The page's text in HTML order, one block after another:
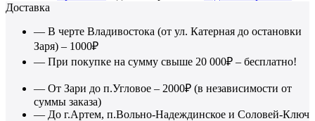
Доставка
— В черте Владивостока (от ул. Катерная до остановки
Заря) – 1000₽
— При покупке на сумму свыше 20 000₽ – бесплатно!
— От Зари до п.Угловое – 2000₽ (в независимости от
суммы заказа)
— До г.Артем, п.Вольно-Надеждинское и Соловей-Ключ